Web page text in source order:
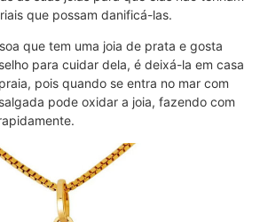
que possam danificá-las.
que tem uma joia de prata e gosta
para cuidar dela, é deixá-la em casa
pois quando se entra no mar com
pode oxidar a joia, fazendo com